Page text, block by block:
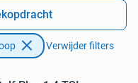
Verwijder filters